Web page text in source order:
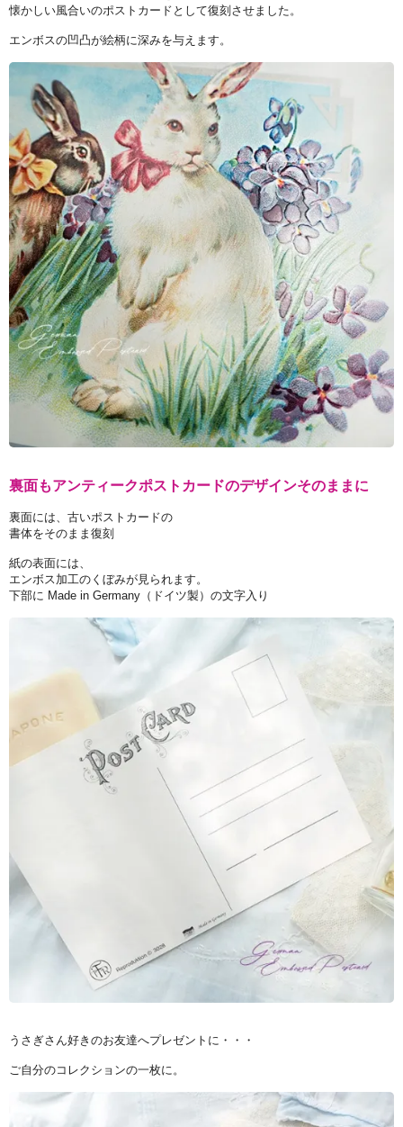
懐かしい風合いのポストカードとして復刻させました。
エンボスの凹凸が絵柄に深みを与えます。
裏面もアンティークポストカードのデザインそのままに
裏面には、古いポストカードの
書体をそのまま復刻
紙の表面には、
エンボス加工のくぼみが見られます。
下部に Made in Germany（ドイツ製）の文字入り
うさぎさん好きのお友達へプレゼントに・・・
ご自分のコレクションの一枚に。